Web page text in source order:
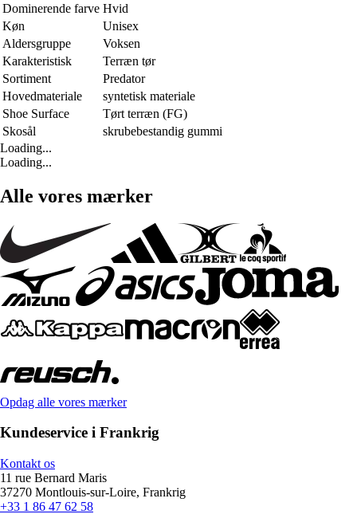
Dominerende farve Hvid
Køn
Unisex
Aldersgruppe
Voksen
Karakteristisk
Terræn tør
Sortiment
Predator
Hovedmateriale
syntetisk materiale
Shoe Surface
Tørt terræn (FG)
Skosål
skrubebestandig gummi
Loading...
Loading...
Alle vores mærker
Opdag alle vores mærker
Kundeservice i Frankrig
Kontakt os
11 rue Bernard Maris
37270 Montlouis-sur-Loire, Frankrig
+33 1 86 47 62 58